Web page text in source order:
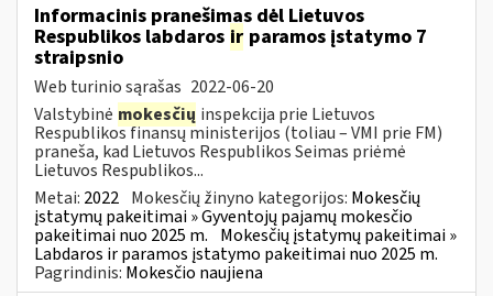
Informacinis pranešimas dėl Lietuvos
Respublikos labdaros ir paramos įstatymo 7
straipsnio
Web turinio sąrašas 2022-06-20
Valstybinė mokesčių inspekcija prie Lietuvos
Respublikos finansų ministerijos (toliau – VMI prie FM)
praneša, kad Lietuvos Respublikos Seimas priėmė
Lietuvos Respublikos...
Metai: 2022 Mokesčių žinyno kategorijos: Mokesčių
įstatymų pakeitimai » Gyventojų pajamų mokesčio
pakeitimai nuo 2025 m. Mokesčių įstatymų pakeitimai »
Labdaros ir paramos įstatymo pakeitimai nuo 2025 m.
Pagrindinis: Mokesčio naujiena